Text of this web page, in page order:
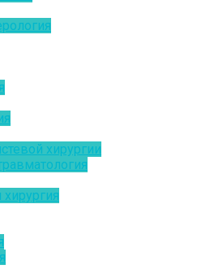
хирургии
хирургия